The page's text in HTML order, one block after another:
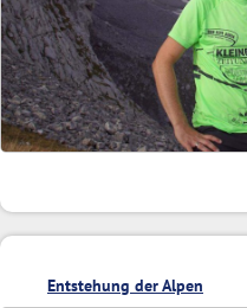
Entstehung der Alpen